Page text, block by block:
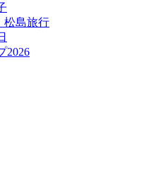
松島旅行
2026